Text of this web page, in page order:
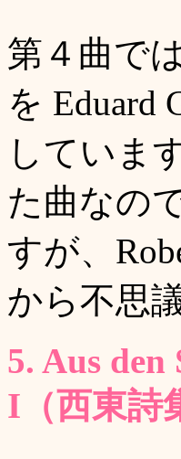
第４曲で
を Eduard
していま
た曲なの
すが、
から不思
5. Aus
I（西東